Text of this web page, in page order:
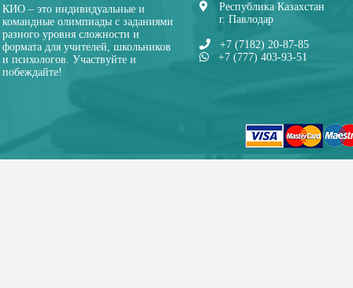
КИО – это индивидуальные и
командные олимпиады с заданиями
разного уровня сложности и
формата для учителей, школьников
и психологов. Участвуйте и
побеждайте!
Республика Казахстан
г. Павлодар
+7 (7182) 20-87-85
+7 (777) 403-93-51